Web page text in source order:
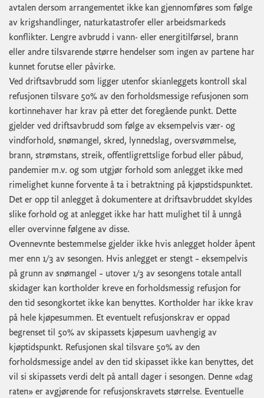
avtalen dersom arrangementet ikke kan gjennomføres som følge
av krigshandlinger, naturkatastrofer eller arbeidsmarkeds
konflikter. Lengre avbrudd i vann- eller energitilførsel, brann
eller andre tilsvarende større hendelser som ingen av partene har
kunnet forutse eller påvirke.
Ved driftsavbrudd som ligger utenfor skianleggets kontroll skal
refusjonen tilsvare 50% av den forholdsmessige refusjonen som
kortinnehaver har krav på etter det foregående punkt. Dette
gjelder ved driftsavbrudd som følge av eksempelvis vær- og
vindforhold, snømangel, skred, lynnedslag, oversvømmelse,
brann, strømstans, streik, offentligrettslige forbud eller påbud,
pandemier m.v. og som utgjør forhold som anlegget ikke med
rimelighet kunne forvente å ta i betraktning på kjøpstidspunktet.
Det er opp til anlegget å dokumentere at driftsavbruddet skyldes
slike forhold og at anlegget ikke har hatt mulighet til å unngå
eller overvinne følgene av disse.
Ovennevnte bestemmelse gjelder ikke hvis anlegget holder åpent
mer enn 1/3 av sesongen. Hvis anlegget er stengt – eksempelvis
på grunn av snømangel – utover 1/3 av sesongens totale antall
skidager kan kortholder kreve en forholdsmessig refusjon for
den tid sesongkortet ikke kan benyttes. Kortholder har ikke krav
på hele kjøpesummen. Et eventuelt refusjonskrav er oppad
begrenset til 50% av skipassets kjøpesum uavhengig av
kjøptidspunkt. Refusjonen skal tilsvare 50% av den
forholdsmessige andel av den tid skipasset ikke kan benyttes, det
vil si skipassets verdi delt på antall dager i sesongen. Denne «dag
raten» er avgjørende for refusjonskravets størrelse. Eventuelle